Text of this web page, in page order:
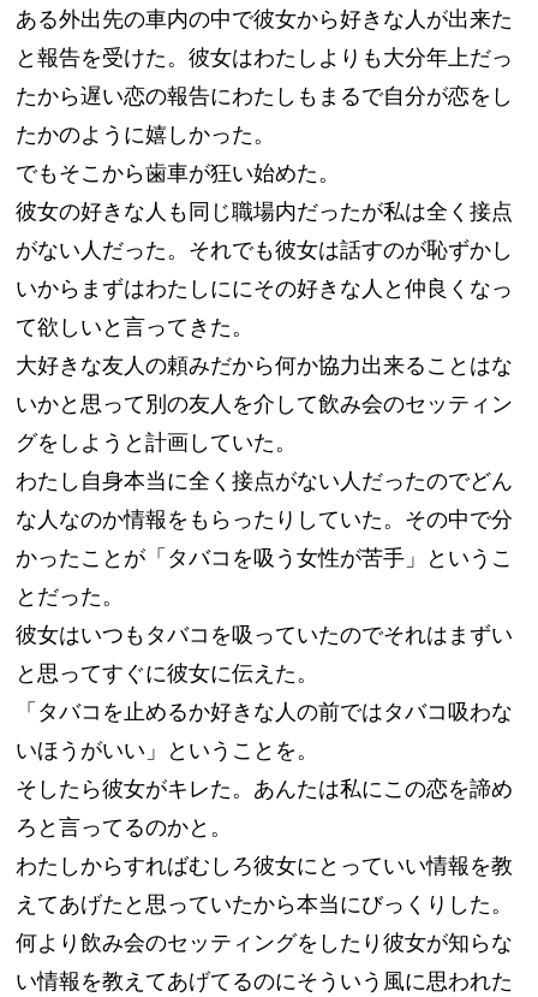
ある外出先の車内の中で彼女から好きな人が出来た
と報告を受けた。彼女はわたしよりも大分年上だっ
たから遅い恋の報告にわたしもまるで自分が恋をし
たかのように嬉しかった。
でもそこから歯車が狂い始めた。
彼女の好きな人も同じ職場内だったが私は全く接点
がない人だった。それでも彼女は話すのが恥ずかし
いからまずはわたしににその好きな人と仲良くなっ
て欲しいと言ってきた。
大好きな友人の頼みだから何か協力出来ることはな
いかと思って別の友人を介して飲み会のセッティン
グをしようと計画していた。
わたし自身本当に全く接点がない人だったのでどん
な人なのか情報をもらったりしていた。その中で分
かったことが「タバコを吸う女性が苦手」というこ
とだった。
彼女はいつもタバコを吸っていたのでそれはまずい
と思ってすぐに彼女に伝えた。
「タバコを止めるか好きな人の前ではタバコ吸わな
いほうがいい」ということを。
そしたら彼女がキレた。あんたは私にこの恋を諦め
ろと言ってるのかと。
わたしからすればむしろ彼女にとっていい情報を教
えてあげたと思っていたから本当にびっくりした。
何より飲み会のセッティングをしたり彼女が知らな
い情報を教えてあげてるのにそういう風に思われた